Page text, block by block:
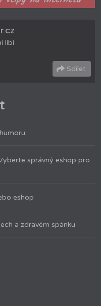
líbí
Sdílet
správný eshop pro
eshop
a zdravém spánku